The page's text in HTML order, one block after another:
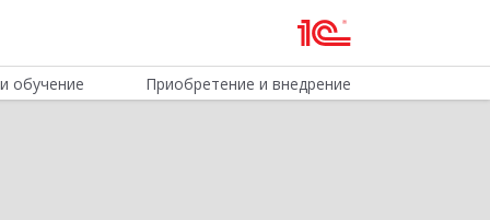
обучение Приобретение и внедрение